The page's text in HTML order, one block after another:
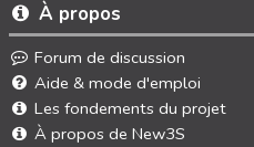
À propos
Forum de discussion
Aide & mode d'emploi
Les fondements du projet
À propos de New3S